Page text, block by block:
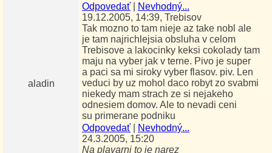
Odpovedať
Nevhodný...
19.12.2005, 14:39, Trebisov
aladin
Tak mozno to tam nieje az take nobl ale
je tam najrichlejsia obsluha v celom
Trebisove a lakocinky keksi cokolady tam
maju na vyber jak v terne. Pivo je super
a paci sa mi siroky vyber flasov. piv. Len
veduci by uz mohol daco robyt zo svabmi
niekedy mam strach ze si nejakeho
odnesiem domov. Ale to nevadi ceni
su primerane podniku
Odpovedať
Nevhodný...
24.3.2005, 15:20
Na plavarni to je narez